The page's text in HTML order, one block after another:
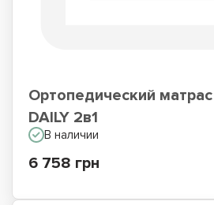
Ортопедический
DAILY 2в1
В наличии
6 758 грн